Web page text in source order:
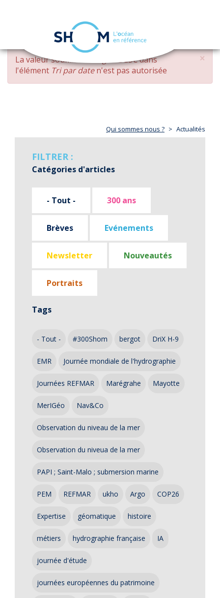
Aller
contenu
principal
navigation
×
MESSAGE
D'ERREUR
La valeur soumise changed DESCdans
l'élément Tri par daten'est pas autorisée
Qui sommes nous ? Actualités
FILTRER :
Catégories d'articles
- Tout - 300 ans
Brèves Evénements
Newsletter Nouveautés
Portraits
Tags
- Tout - #300Shom bergot DriX H-9
EMR Journée mondiale de l'hydrographie
Journées REFMAR Marégrahe Mayotte
MerIGéo Nav&Co
Observation du niveau de la mer
Observation du niveua de la mer
PAPI ; Saint-Malo ; submersion marine
PEM REFMAR ukho Argo COP26
Expertise géomatique histoire
métiers hydrographie française IA
journée d'étude
journées européennes du patrimoine